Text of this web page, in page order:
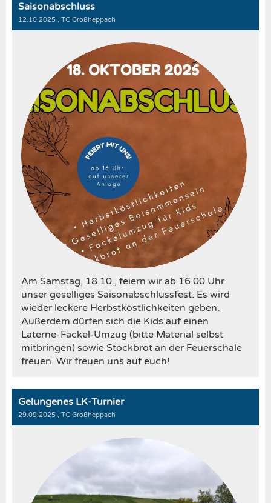
Saisonabschluss
12.10.2025 , TC Großheppach
Am Samstag, 18.10., feiern wir ab 16.00 Uhr
unser geselliges Saisonabschlussfest. Es wird
wieder leckere Herbstköstlichkeiten geben.
Außerdem dürfen sich die Kids auf einen
Laterne-Fackel-Umzug (bitte Material selbst
mitbringen) sowie Stockbrot an der Feuerschale
freuen. Wir freuen uns auf euch!
Gelungenes LK-Turnier
29.09.2025 , TC Großheppach